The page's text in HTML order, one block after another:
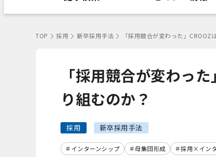
TOP 採用 新卒採用手法 「採用競合が変わった」
「採用競合が変わっ
り組むのか？
採用 新卒採用手法
インターンシップ 母集団形成 採用×イン